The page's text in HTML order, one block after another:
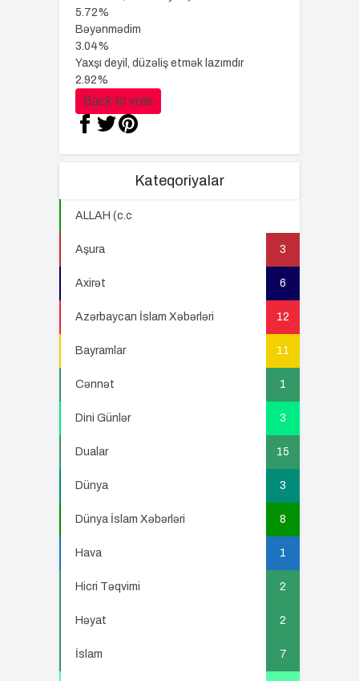
5.72%
Bəyənmədim
3.04%
Yaxşı deyil, düzəliş etmək lazımdır
2.92%
Back to vote
Kateqoriyalar
ALLAH (c.c
Aşura 3
Axirət 6
Azərbaycan İslam Xəbərləri 12
Bayramlar 11
Cənnət 1
Dini Günlər 3
Dualar 15
Dünya 3
Dünya İslam Xəbərləri 8
Hava 1
Hicri Təqvimi 2
Həyat 2
İslam 7